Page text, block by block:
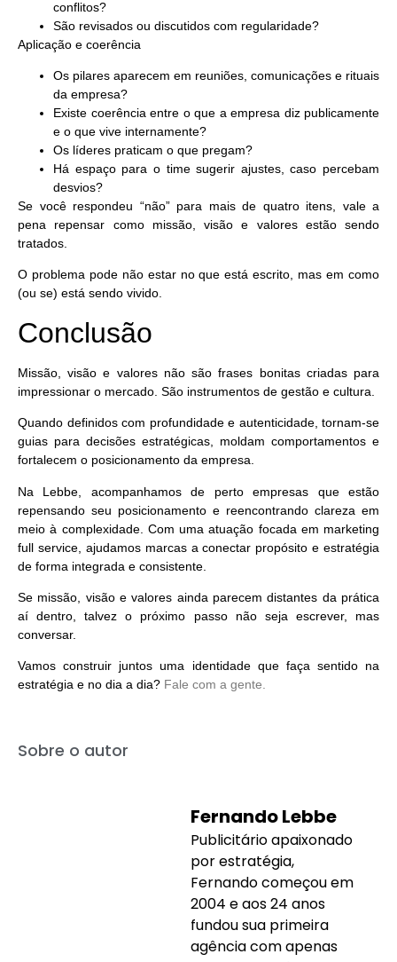
conflitos?
São revisados ou discutidos com regularidade?
Aplicação e coerência
Os pilares aparecem em reuniões, comunicações e rituais
da empresa?
Existe coerência entre o que a empresa diz publicamente
e o que vive internamente?
Os líderes praticam o que pregam?
Há espaço para o time sugerir ajustes, caso percebam
desvios?
Se você respondeu “não” para mais de quatro itens, vale a
pena repensar como missão, visão e valores estão sendo
tratados.
O problema pode não estar no que está escrito, mas em como
(ou se) está sendo vivido.
Conclusão
Missão, visão e valores não são frases bonitas criadas para
impressionar o mercado. São instrumentos de gestão e cultura.
Quando definidos com profundidade e autenticidade, tornam-se
guias para decisões estratégicas, moldam comportamentos e
fortalecem o posicionamento da empresa.
Na Lebbe, acompanhamos de perto empresas que estão
repensando seu posicionamento e reencontrando clareza em
meio à complexidade. Com uma atuação focada em marketing
full service, ajudamos marcas a conectar propósito e estratégia
de forma integrada e consistente.
Se missão, visão e valores ainda parecem distantes da prática
aí dentro, talvez o próximo passo não seja escrever, mas
conversar.
Vamos construir juntos uma identidade que faça sentido na
estratégia e no dia a dia? Fale com a gente.
Sobre o autor
Fernando Lebbe
Publicitário apaixonado
por estratégia,
Fernando começou em
2004 e aos 24 anos
fundou sua primeira
agência com apenas